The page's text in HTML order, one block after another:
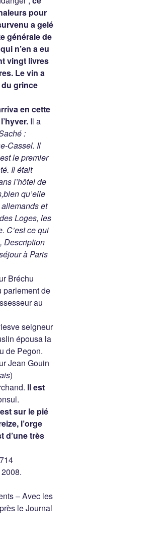
pour
a gelé
générale de
n’en a eu
vingt livres
Le vin a
du grince
en cette
Il a
:
Cassel. Il
le premier
Il était
l’hôtel de
qu’elle
et
Loges, les
C’est ce qui
Description
à Paris
Bréchu
parlement de
au
seigneur
épousa la
de Pegon.
Jean Gouin
)
Il est
sur le pié
l’orge
d’une très
– Avec les
le Journal